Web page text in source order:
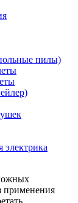
пилы)
электрика
применения